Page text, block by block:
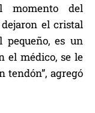
momento del
el cristal
pequeño, es un
el médico, se le
tendón”, agregó